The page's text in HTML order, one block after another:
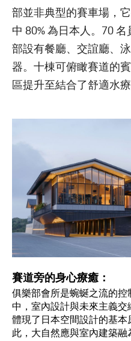
部並非典型的賽車場，
中 80% 為日本人。70
部設有餐廳、交誼廳、
器。十棟可俯瞰賽道的
區提升至結合了舒適水
賽道旁的身心療癒：
俱樂部會所是蜿蜒之流的
中，室內設計與未來主義
體現了日本空間設計的基
此，大自然應與室內建築融